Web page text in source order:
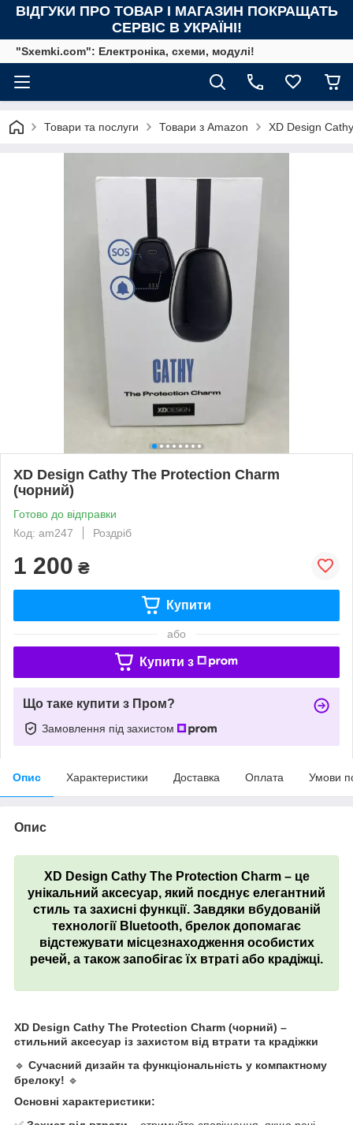
ВІДГУКИ ПРО ТОВАР І МАГАЗИН ПОКРАЩАТЬ
СЕРВІС В УКРАЇНІ!
"Sxemki.com": Електроніка, схеми, модулі!
Товари та послуги Товари з Amazon XD Design
XD Design Cathy The Protection Charm
(чорний)
Готово до відправки
Код: am247
Роздріб
1 200 ₴
Купити
або
Купити з
Що таке купити з Пром?
Замовлення під захистом
Опис Характеристики Доставка Оплата Умови
Опис
XD Design Cathy The Protection Charm – це
унікальний аксесуар, який поєднує елегантний
стиль та захисні функції. Завдяки вбудованій
технології Bluetooth, брелок допомагає
відстежувати місцезнаходження особистих
речей, а також запобігає їх втраті або крадіжці.
XD Design Cathy The Protection Charm (чорний) –
стильний аксесуар із захистом від втрати та крадіжки
🔹 Сучасний дизайн та функціональність у компактному
брелоку! 🔹
Основні характеристики: